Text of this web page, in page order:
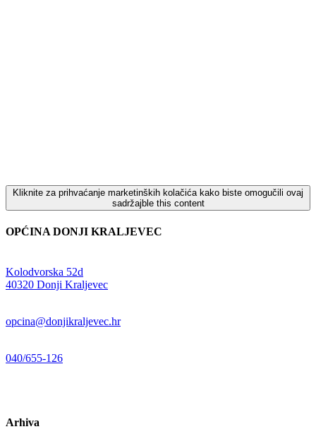
Kliknite za prihvaćanje marketinških kolačića kako biste omogučili ovaj
sadržajble this content
OPĆINA DONJI KRALJEVEC
Kolodvorska 52d
40320 Donji Kraljevec
opcina@donjikraljevec.hr
040/655-126
Arhiva